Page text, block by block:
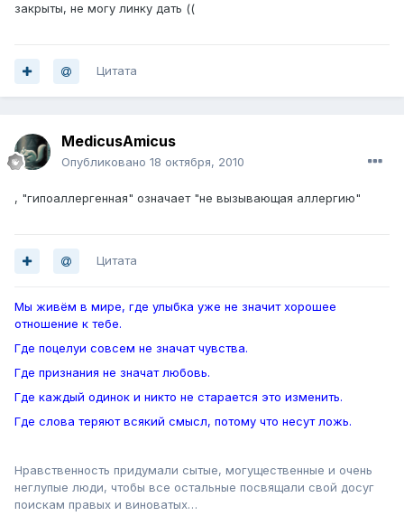
закрыты, не могу линку дать ((
Цитата
MedicusAmicus
Опубликовано 18 октября, 2010
, "гипоаллергенная" означает "не вызывающая аллергию"
Цитата
Мы живём в мире, где улыбка уже не значит хорошее
отношение к тебе.
Где поцелуи совсем не значат чувства.
Где признания не значат любовь.
Где каждый одинок и никто не старается это изменить.
Где слова теряют всякий смысл, потому что несут ложь.
Нравственность придумали сытые, могущественные и очень
неглупые люди, чтобы все остальные посвящали свой досуг
поискам правых и виноватых…